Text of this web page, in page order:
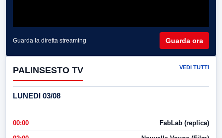
Guarda la diretta streaming Guarda ora
PALINSESTO TV VEDI TUTTI
LUNEDI 03/08
00:00 FabLab (replica)